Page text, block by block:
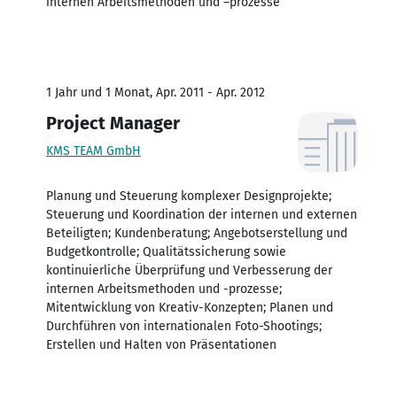
1 Jahr und 1 Monat, Apr. 2011 - Apr. 2012
Project Manager
KMS TEAM GmbH
Planung und Steuerung komplexer Designprojekte;
Steuerung und Koordination der internen und externen
Beteiligten; Kundenberatung; Angebotserstellung und
Budgetkontrolle; Qualitätssicherung sowie
kontinuierliche Überprüfung und Verbesserung der
internen Arbeitsmethoden und -prozesse;
Mitentwicklung von Kreativ-Konzepten; Planen und
Durchführen von internationalen Foto-Shootings;
Erstellen und Halten von Präsentationen